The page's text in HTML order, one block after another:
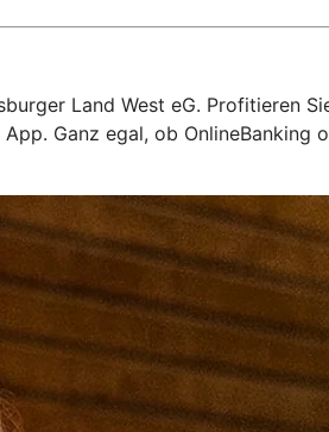
Land West eG. Profitieren
Ganz egal, ob OnlineBanking